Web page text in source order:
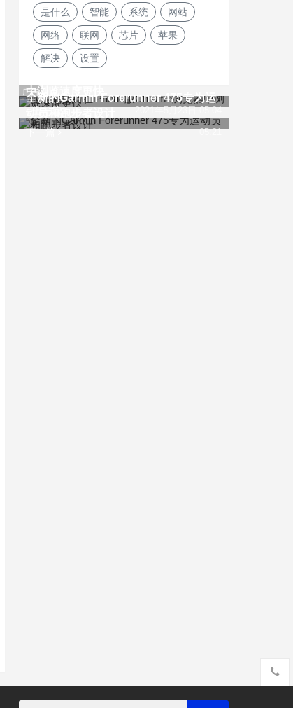
是什么 智能 系统 网站
网络 联网 芯片 苹果
解决 设置
广告
上一篇
中浏览速度更快
2021年5月23日 05:04
下一篇
全新的Garmin Forerunner 475专为运
05:21